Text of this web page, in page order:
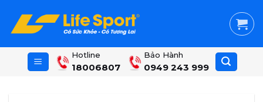
content
Hotline
18006807
Bảo Hành
0949 243 999